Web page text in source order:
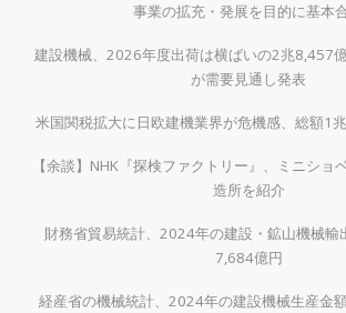
事業の拡充・発展を目的に基本
建設機械、2026年度出荷は横ばいの2兆8,457
が需要見通し発表
米国関税拡大に日欧建機業界が危機感、総額1
【余談】NHK『探検ファクトリー』、ミニショ
造所を紹介
財務省貿易統計、2024年の建設・鉱山機械
7,684億円
経産省の機械統計、2024年の建設機械生産金